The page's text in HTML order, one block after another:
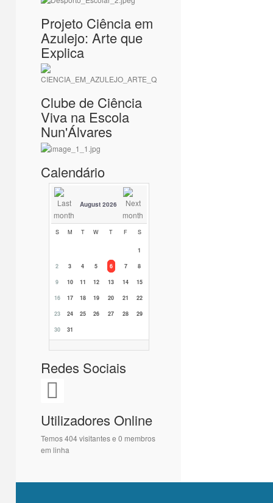
Projeto Ciência em
Azulejo: Arte que
Explica
Clube de Ciência
Viva na Escola
Nun'Álvares
Calendário
August 2026
S M T W T F S
1
2
3 4 5 6 7
8
9
10 11 12 13 14
15
16
17 18 19 20 21
22
23
24 25 26 27 28
29
30
31
Redes Sociais
Utilizadores Online
Temos 404 visitantes e 0 membros
em linha